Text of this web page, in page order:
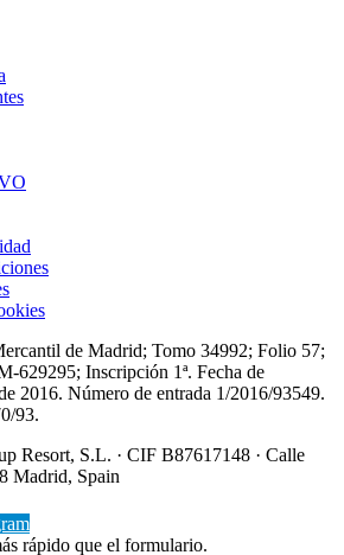
de Madrid; Tomo 34992; Folio 57;
629295; Inscripción 1ª. Fecha de
2016. Número de entrada 1/2016/93549.
93.
Resort, S.L. · CIF B87617148 · Calle
Madrid, Spain
rápido que el formulario.